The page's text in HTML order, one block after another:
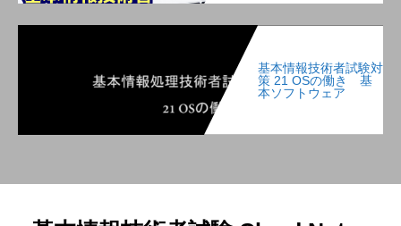
基本情報技術者試験対
策 21 OSの働き 基
本ソフトウェア